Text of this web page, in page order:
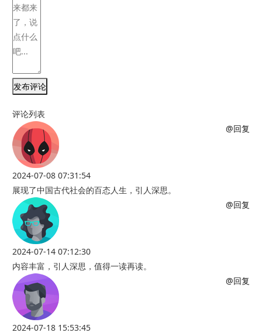
发布评论
评论列表
@回复
2024-07-08 07:31:54
展现了中国古代社会的百态人生，引人深思。
@回复
2024-07-14 07:12:30
内容丰富，引人深思，值得一读再读。
@回复
2024-07-18 15:53:45